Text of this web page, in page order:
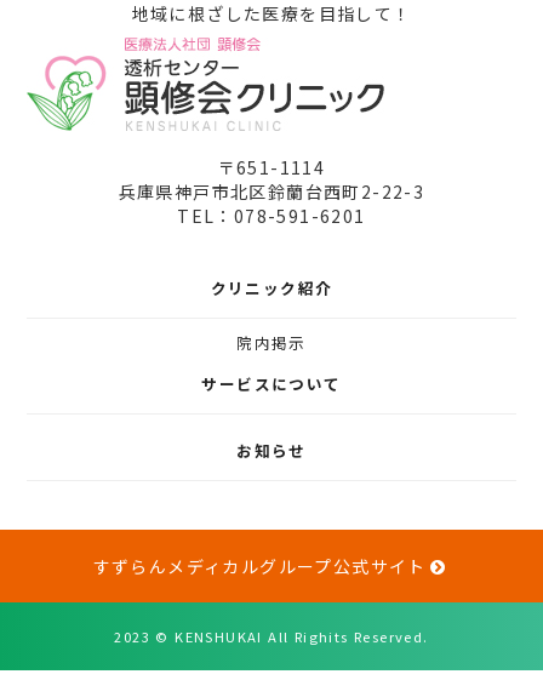
地域に根ざした医療を目指して！
〒651-1114
兵庫県神戸市北区鈴蘭台西町2-22-3
TEL：078-591-6201
クリニック紹介
院内掲示
サービスについて
お知らせ
すずらんメディカルグループ公式サイト
2023 © KENSHUKAI All Righits Reserved.